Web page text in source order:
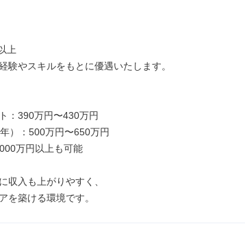
上
験やスキルをもとに優遇いたします。
：390万円〜430万円
）：500万円〜650万円
万円以上も可能
収入も上がりやすく、
を築ける環境です。